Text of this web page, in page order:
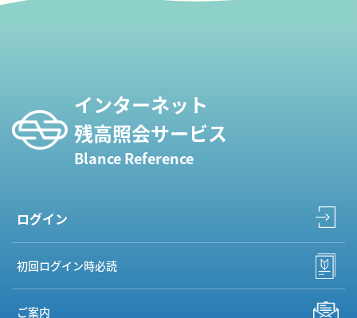
インターネット
残高照会サービス
Blance Reference
ログイン
初回ログイン時必読
ご案内